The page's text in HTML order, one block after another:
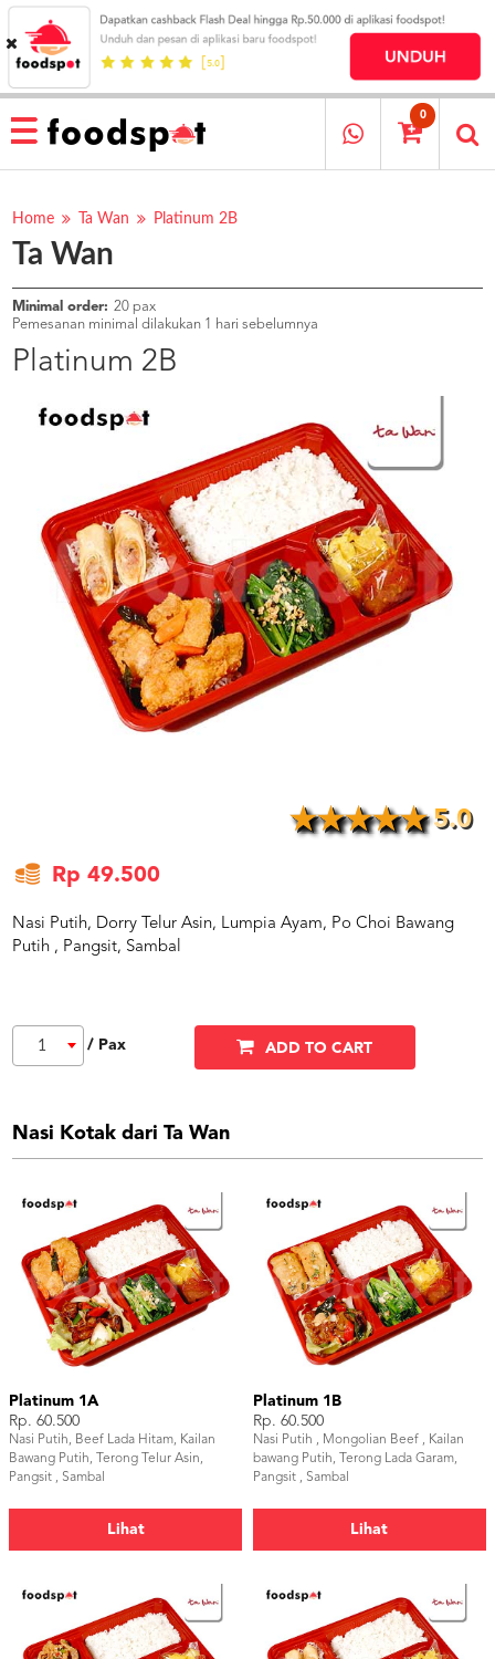
HOME
MENU
RESTAURANT
PESAN
OUR
COMPANY
KATA
MEREKA
KATALOG
PROGRAM
CATERERS
BLOG
CONDITIONS
0
Home Ta Wan Platinum 2B
Ta Wan
Minimal order: 20 pax
Pemesanan minimal dilakukan 1 hari sebelumnya
Platinum 2B
5.0
Rp 49.500
Nasi Putih, Dorry Telur Asin, Lumpia Ayam, Po Choi Bawang
Putih , Pangsit, Sambal
1 / Pax ADD TO CART
Nasi Kotak dari Ta Wan
Platinum 1A
Rp. 60.500
Nasi Putih, Beef Lada Hitam, Kailan
Bawang Putih, Terong Telur Asin,
Pangsit , Sambal
Lihat
Platinum 1B
Rp. 60.500
Nasi Putih , Mongolian Beef , Kailan
bawang Putih, Terong Lada Garam,
Pangsit , Sambal
Lihat